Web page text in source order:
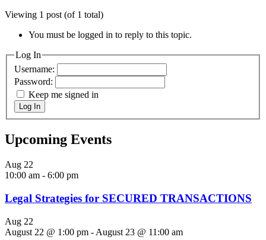
Viewing 1 post (of 1 total)
You must be logged in to reply to this topic.
Log In
Username:
Password:
Keep me signed in
Log In
Upcoming Events
Aug 22
10:00 am - 6:00 pm
Legal Strategies for SECURED TRANSACTIONS
Aug 22
August 22 @ 1:00 pm - August 23 @ 11:00 am